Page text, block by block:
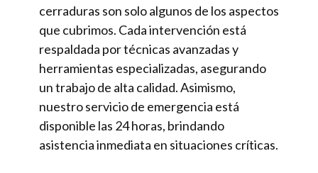
cerraduras son solo algunos de los aspectos
que cubrimos. Cada intervención está
respaldada por técnicas avanzadas y
herramientas especializadas, asegurando
un trabajo de alta calidad. Asimismo,
nuestro servicio de emergencia está
disponible las 24 horas, brindando
asistencia inmediata en situaciones críticas.